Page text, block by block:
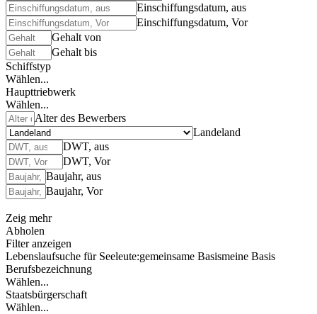
Einschiffungsdatum, aus
Einschiffungsdatum, Vor
Gehalt von
Gehalt bis
Schiffstyp
Wählen...
Haupttriebwerk
Wählen...
Alter des Bewerbers
Landeland
DWT, aus
DWT, Vor
Baujahr, aus
Baujahr, Vor
Zeig mehr
Abholen
Filter anzeigen
Lebenslaufsuche für Seeleute:gemeinsame Basismeine Basis
Berufsbezeichnung
Wählen...
Staatsbürgerschaft
Wählen...